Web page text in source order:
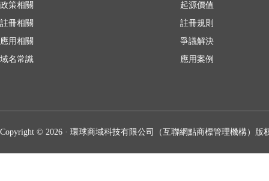
政策相關
註冊相關
應用相關
域名常識
起源價值
註冊規則
爭議解決
應用案例
Copyright © 2026 · 環球商域科技有限公司（互聯網點商標管理機構）版